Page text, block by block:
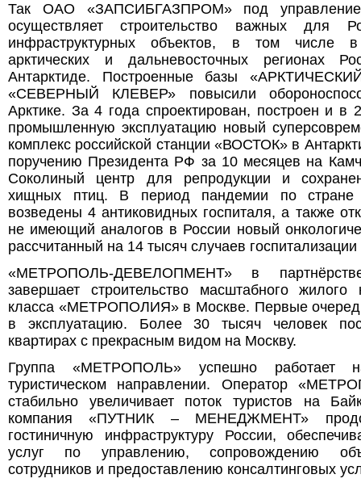
Так ОАО «ЗАПСИБГАЗПРОМ» под
осуществляет строительство важных для
инфраструктурных объектов, в том числе
арктических и дальневосточных регионах
Антарктиде. Построенные базы
«СЕВЕРНЫЙ КЛЕВЕР» повысили
Арктике. За 4 года спроектирован, построен и в
промышленную эксплуатацию новый
комплекс российской станции «ВОСТОК» в
поручению Президента РФ за 10 месяцев на
Соколиный центр для репродукции и
хищных птиц. В период пандемии по стране
возведены 4 антиковидных госпиталя, а также
не имеющий аналогов в России новый
рассчитанный на 14 тысяч случаев госпитализации
«МЕТРОПОЛЬ-ДЕВЕЛОПМЕНТ» в
завершает строительство масштабного жилого
класса «МЕТРОПОЛИЯ» в Москве. Первые
в эксплуатацию. Более 30 тысяч человек
квартирах с прекрасным видом на Москву.
Группа «МЕТРОПОЛЬ» успешно работает
туристическом направлении. Оператор
стабильно увеличивает поток туристов на
компания «ПУТНИК – МЕНЕДЖМЕНТ»
гостиничную инфраструктуру России,
услуг по управлению, сопровождению
сотрудников и предоставлению консалтинговых